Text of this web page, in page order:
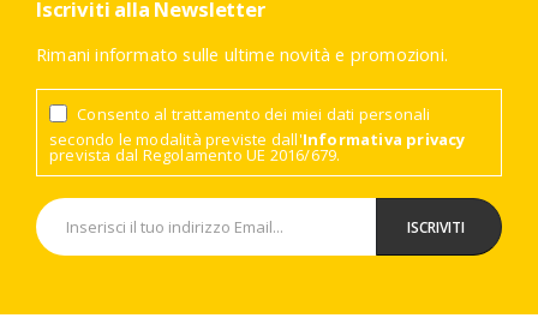
Iscriviti alla Newsletter
Rimani informato sulle ultime novità e promozioni.
Consento al trattamento dei miei dati personali
secondo le modalità previste dall'Informativa privacy
prevista dal Regolamento UE 2016/679.